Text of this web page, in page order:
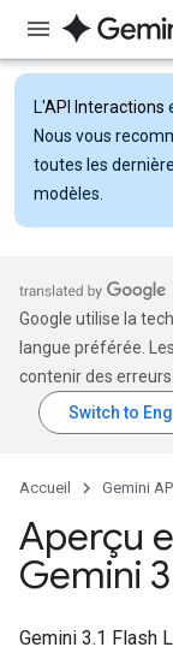
L'API Interactions
Nous vous
toutes les
modèles.
Google utilise la
langue préférée.
contenir des erreurs.
Accueil Gemini
Aperçu
Gemini 3
Gemini 3.1 Flash